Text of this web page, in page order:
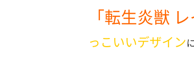
「転生炎獣
っこいいデザイン